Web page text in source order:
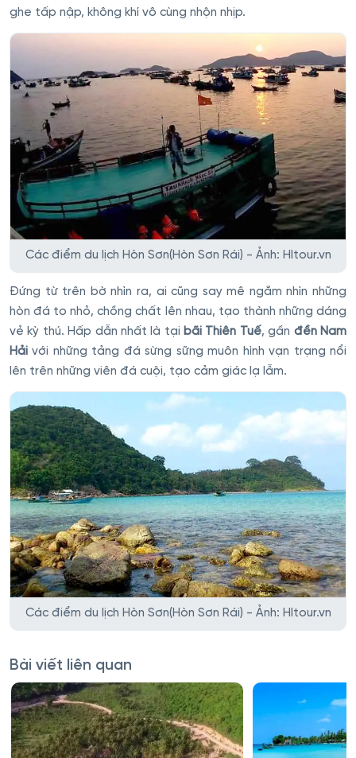
ghe tấp nập, không khí vô cùng nhộn nhịp.
Các điểm du lịch Hòn Sơn(Hòn Sơn Rái) - Ảnh: HItour.vn
Đứng từ trên bờ nhìn ra, ai cũng say mê ngắm nhìn những
hòn đá to nhỏ, chồng chất lên nhau, tạo thành những dáng
vẻ kỳ thú. Hấp dẫn nhất là tại bãi Thiên Tuế, gần đền Nam
Hải với những tảng đá sừng sững muôn hình vạn trạng nổi
lên trên những viên đá cuội, tạo cảm giác lạ lẫm.
Các điểm du lịch Hòn Sơn(Hòn Sơn Rái) - Ảnh: HItour.vn
Bài viết liên quan